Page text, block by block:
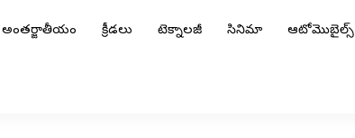
అంతర్జాతీయం క్రీడలు టెక్నాలజీ సినిమా ఆటోమొబైల్స్